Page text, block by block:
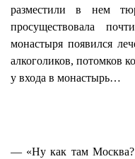
разместили в нем
просуществовала
монастыря появился
алкоголиков, потомков
у входа в монастырь…
— «Ну как там Москва?